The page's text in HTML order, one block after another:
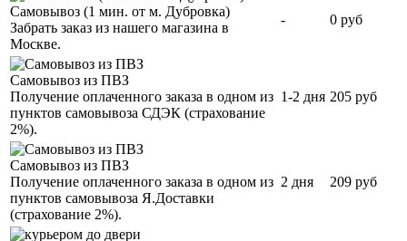
Самовывоз (1 мин. от м. Дубровка)
Забрать заказ из нашего магазина в
Москве.
- 0 руб
Самовывоз из ПВЗ
Получение оплаченного заказа в одном из
пунктов самовывоза СДЭК (страхование
2%).
1-2 дня 205 руб
Самовывоз из ПВЗ
Получение оплаченного заказа в одном из
пунктов самовывоза Я.Доставки
(страхование 2%).
2 дня 209 руб